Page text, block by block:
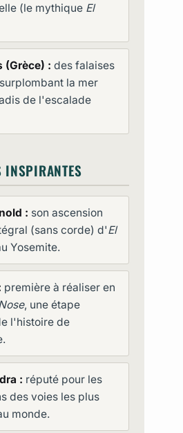
(le mythique El
(Grèce) : des falaises
la mer
de l'escalade
INSPIRANTES
: son ascension
(sans corde) d'El
Yosemite.
première à réaliser en
, une étape
l'histoire de
: réputé pour les
des voies les plus
monde.